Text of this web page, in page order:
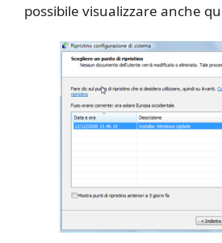
possibile visualizzare anche